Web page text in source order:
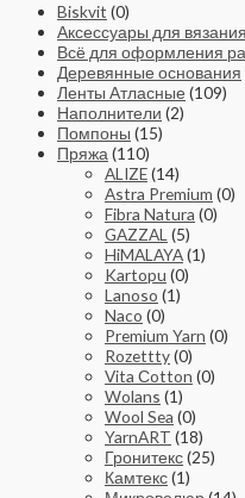
Biskvit (0)
Аксессуары для вязания
Всё для оформления
Деревянные основания
Ленты Атласные (109)
Наполнители (2)
Помпоны (15)
Пряжа(110)
ALIZE(14)
Astra Premium (0)
Fibra Natura (0)
GAZZAL(5)
HiMALAYA(1)
Kartopu (0)
Lanoso (1)
Naco (0)
Premium Yarn (0)
Rozettty(0)
Vita Сotton (0)
Wolans (1)
Wool Sea (0)
YarnART (18)
Гронитекс(25)
Камтекс(1)